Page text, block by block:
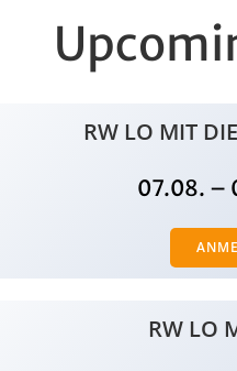
RW LO MIT
07.08. –
RW LO